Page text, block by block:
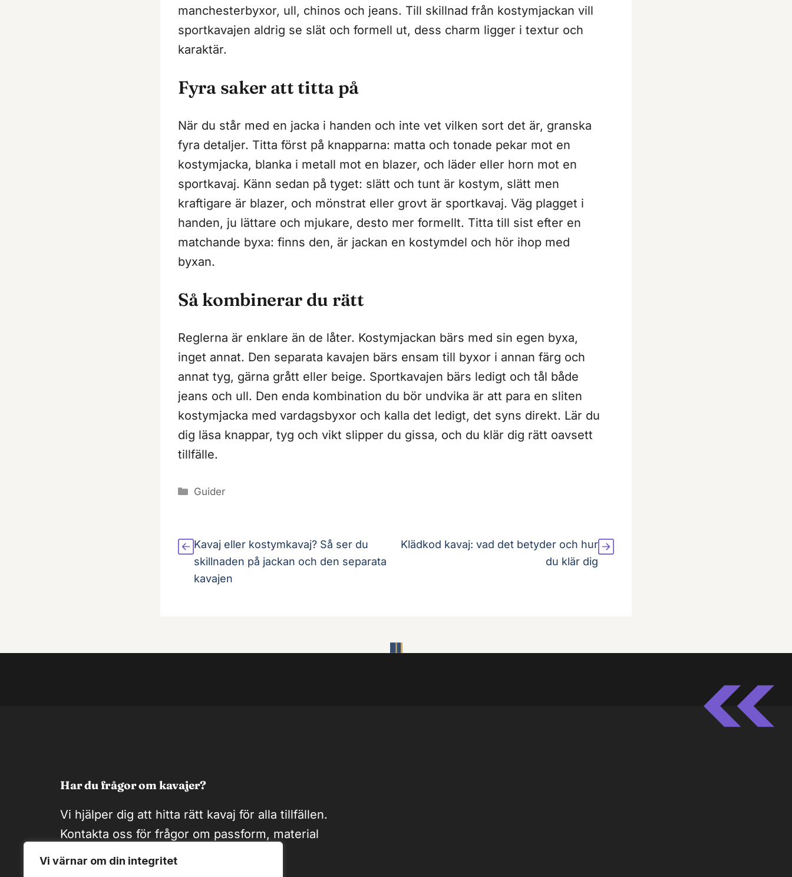
Vi värnar om din integritet
manchesterbyxor, ull, chinos och jeans. Till skillnad från kostymjackan vill
sportkavajen aldrig se slät och formell ut, dess charm ligger i textur och
karaktär.
Fyra saker att titta på
När du står med en jacka i handen och inte vet vilken sort det är, granska
fyra detaljer. Titta först på knapparna: matta och tonade pekar mot en
kostymjacka, blanka i metall mot en blazer, och läder eller horn mot en
sportkavaj. Känn sedan på tyget: slätt och tunt är kostym, slätt men
kraftigare är blazer, och mönstrat eller grovt är sportkavaj. Väg plagget i
handen, ju lättare och mjukare, desto mer formellt. Titta till sist efter en
matchande byxa: finns den, är jackan en kostymdel och hör ihop med
byxan.
Så kombinerar du rätt
Reglerna är enklare än de låter. Kostymjackan bärs med sin egen byxa,
inget annat. Den separata kavajen bärs ensam till byxor i annan färg och
annat tyg, gärna grått eller beige. Sportkavajen bärs ledigt och tål både
jeans och ull. Den enda kombination du bör undvika är att para en sliten
kostymjacka med vardagsbyxor och kalla det ledigt, det syns direkt. Lär du
dig läsa knappar, tyg och vikt slipper du gissa, och du klär dig rätt oavsett
tillfälle.
Kategorier
Guider
Kavaj eller kostymkavaj? Så ser du
skillnaden på jackan och den separata
kavajen
Klädkod kavaj: vad det betyder och hur
du klär dig
Har du frågor om kavajer?
Vi hjälper dig att hitta rätt kavaj för alla tillfällen.
Kontakta oss för frågor om passform, material
eller stilråd.